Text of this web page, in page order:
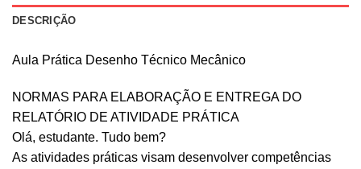
DESCRIÇÃO
Aula Prática Desenho Técnico Mecânico
NORMAS PARA ELABORAÇÃO E ENTREGA DO
RELATÓRIO DE ATIVIDADE PRÁTICA
Olá, estudante. Tudo bem?
As atividades práticas visam desenvolver competências